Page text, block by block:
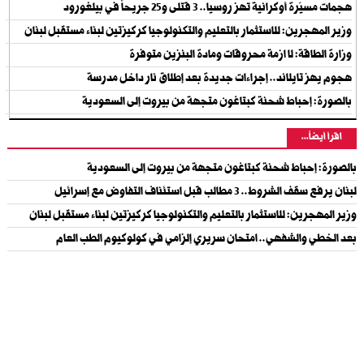
هجمات مسيّرة أوكرانية تهز روسيا.. 3 قتلى و25 جريحاً في بيلغورود
وزير المهجرين: للاستثمار بالتعليم والتكنولوجيا كركيزتين لبناء مستقبل لبنان
وزارة الطاقة: لا ازمة محروقات ومادة البنزين متوفرة
هجوم يهز تايلاند.. إجراءات جديدة بعد إطلاق نار داخل مدرسة
بالصورة: إحباط شحنة كبتاغون متجهة من بيروت إلى السعودية
اقرأ أيضاً...
بالصورة: إحباط شحنة كبتاغون متجهة من بيروت إلى السعودية
لبنان يرفع سقف الشروط.. 3 مطالب قبل استئناف التفاوض مع إسرائيل
وزير المهجرين: للاستثمار بالتعليم والتكنولوجيا كركيزتين لبناء مستقبل لبنان
بعد الخطي والشفهي.. امتحان سريري إلزامي في كولوكيوم الطب العام